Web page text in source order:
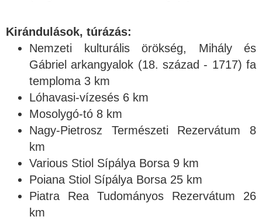
Kirándulások, túrázás:
Nemzeti kulturális örökség, Mihály és
Gábriel arkangyalok (18. század - 1717) fa
temploma 3 km
Lóhavasi-vízesés 6 km
Mosolygó-tó 8 km
Nagy-Pietrosz Természeti Rezervátum 8
km
Various Stiol Sípálya Borsa 9 km
Poiana Stiol Sípálya Borsa 25 km
Piatra Rea Tudományos Rezervátum 26
km